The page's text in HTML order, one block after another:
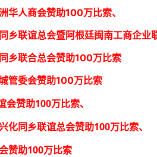
华人商会赞助100万比索、
乡联谊总会暨阿根廷闽南工商企业
乡联合总会赞助100万比索
管委会赞助100万比索
会赞助100万比索、
化同乡联谊总会赞助100万比索、
赞助100万比索